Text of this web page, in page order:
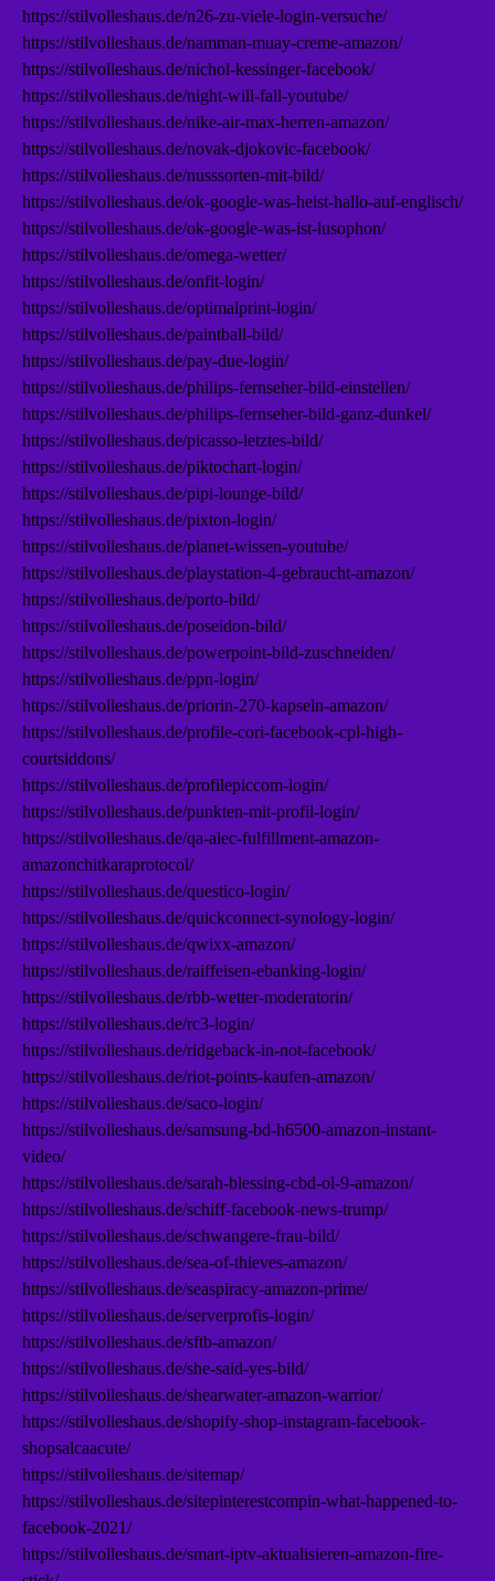
https://stilvolleshaus.de/n26-zu-viele-login-versuche/
https://stilvolleshaus.de/namman-muay-creme-amazon/
https://stilvolleshaus.de/nichol-kessinger-facebook/
https://stilvolleshaus.de/night-will-fall-youtube/
https://stilvolleshaus.de/nike-air-max-herren-amazon/
https://stilvolleshaus.de/novak-djokovic-facebook/
https://stilvolleshaus.de/nusssorten-mit-bild/
https://stilvolleshaus.de/ok-google-was-heist-hallo-auf-englisch/
https://stilvolleshaus.de/ok-google-was-ist-lusophon/
https://stilvolleshaus.de/omega-wetter/
https://stilvolleshaus.de/onfit-login/
https://stilvolleshaus.de/optimalprint-login/
https://stilvolleshaus.de/paintball-bild/
https://stilvolleshaus.de/pay-due-login/
https://stilvolleshaus.de/philips-fernseher-bild-einstellen/
https://stilvolleshaus.de/philips-fernseher-bild-ganz-dunkel/
https://stilvolleshaus.de/picasso-letztes-bild/
https://stilvolleshaus.de/piktochart-login/
https://stilvolleshaus.de/pipi-lounge-bild/
https://stilvolleshaus.de/pixton-login/
https://stilvolleshaus.de/planet-wissen-youtube/
https://stilvolleshaus.de/playstation-4-gebraucht-amazon/
https://stilvolleshaus.de/porto-bild/
https://stilvolleshaus.de/poseidon-bild/
https://stilvolleshaus.de/powerpoint-bild-zuschneiden/
https://stilvolleshaus.de/ppn-login/
https://stilvolleshaus.de/priorin-270-kapseln-amazon/
https://stilvolleshaus.de/profile-cori-facebook-cpl-high-
courtsiddons/
https://stilvolleshaus.de/profilepiccom-login/
https://stilvolleshaus.de/punkten-mit-profil-login/
https://stilvolleshaus.de/qa-alec-fulfillment-amazon-
amazonchitkaraprotocol/
https://stilvolleshaus.de/questico-login/
https://stilvolleshaus.de/quickconnect-synology-login/
https://stilvolleshaus.de/qwixx-amazon/
https://stilvolleshaus.de/raiffeisen-ebanking-login/
https://stilvolleshaus.de/rbb-wetter-moderatorin/
https://stilvolleshaus.de/rc3-login/
https://stilvolleshaus.de/ridgeback-in-not-facebook/
https://stilvolleshaus.de/riot-points-kaufen-amazon/
https://stilvolleshaus.de/saco-login/
https://stilvolleshaus.de/samsung-bd-h6500-amazon-instant-
video/
https://stilvolleshaus.de/sarah-blessing-cbd-ol-9-amazon/
https://stilvolleshaus.de/schiff-facebook-news-trump/
https://stilvolleshaus.de/schwangere-frau-bild/
https://stilvolleshaus.de/sea-of-thieves-amazon/
https://stilvolleshaus.de/seaspiracy-amazon-prime/
https://stilvolleshaus.de/serverprofis-login/
https://stilvolleshaus.de/sftb-amazon/
https://stilvolleshaus.de/she-said-yes-bild/
https://stilvolleshaus.de/shearwater-amazon-warrior/
https://stilvolleshaus.de/shopify-shop-instagram-facebook-
shopsalcaacute/
https://stilvolleshaus.de/sitemap/
https://stilvolleshaus.de/sitepinterestcompin-what-happened-to-
facebook-2021/
https://stilvolleshaus.de/smart-iptv-aktualisieren-amazon-fire-